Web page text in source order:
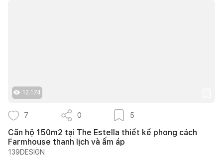
12.174
7 0 5
Căn hộ 150m2 tại The Estella thiết kế phong cách
Farmhouse thanh lịch và ấm áp
139DESIGN